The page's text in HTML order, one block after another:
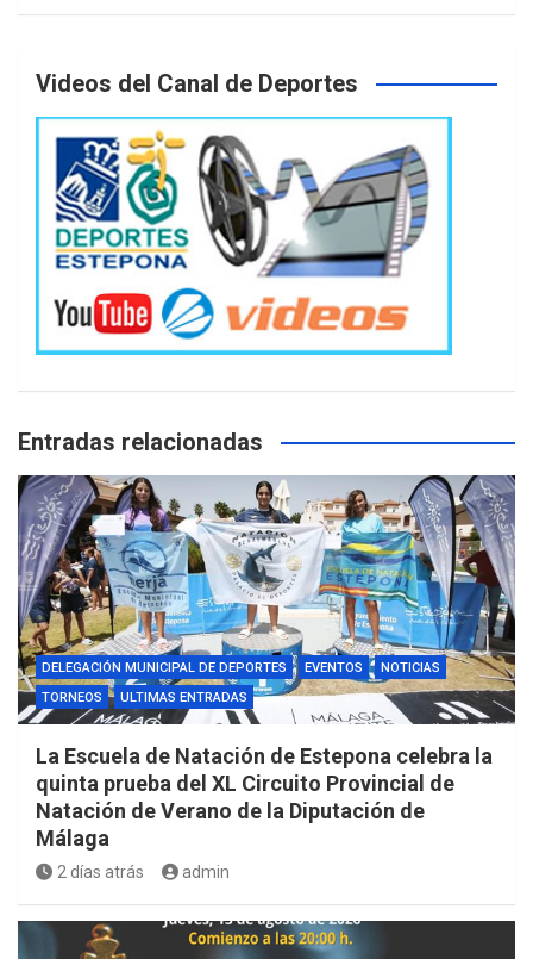
Videos del Canal de Deportes
Entradas relacionadas
DELEGACIÓN MUNICIPAL DE DEPORTES EVENTOS
NOTICIAS
TORNEOS
ULTIMAS ENTRADAS
La Escuela de Natación de Estepona celebra la
quinta prueba del XL Circuito Provincial de
Natación de Verano de la Diputación de
Málaga
2 días atrás admin